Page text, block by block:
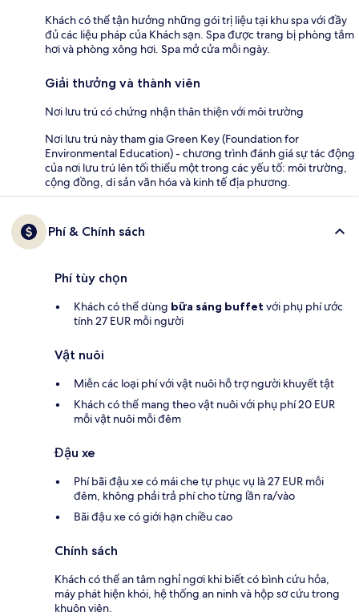
Khách có thể tận hưởng những gói trị liệu tại khu spa với đầy
đủ các liệu pháp của Khách sạn. Spa được trang bị phòng tắm
hơi và phòng xông hơi. Spa mở cửa mỗi ngày.
Giải thưởng và thành viên
Nơi lưu trú có chứng nhận thân thiện với môi trường
Nơi lưu trú này tham gia Green Key (Foundation for
Environmental Education) - chương trình đánh giá sự tác động
của nơi lưu trú lên tối thiểu một trong các yếu tố: môi trường,
cộng đồng, di sản văn hóa và kinh tế địa phương.
Phí & Chính sách
Phí tùy chọn
Khách có thể dùng bữa sáng buffet với phụ phí ước
tính 27 EUR mỗi người
Vật nuôi
Miễn các loại phí với vật nuôi hỗ trợ người khuyết tật
Khách có thể mang theo vật nuôi với phụ phí 20 EUR
mỗi vật nuôi mỗi đêm
Đậu xe
Phí bãi đậu xe có mái che tự phục vụ là 27 EUR mỗi
đêm, không phải trả phí cho từng lần ra/vào
Bãi đậu xe có giới hạn chiều cao
Chính sách
Khách có thể an tâm nghỉ ngơi khi biết có bình cứu hỏa,
máy phát hiện khói, hệ thống an ninh và hộp sơ cứu trong
khuôn viên.